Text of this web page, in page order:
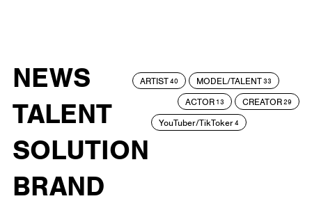
NEWS
TALENT
SOLUTION
BRAND
ARTIST40 MODEL/TALENT33
ACTOR 13 CREATOR29
YouTuber/TikToker4